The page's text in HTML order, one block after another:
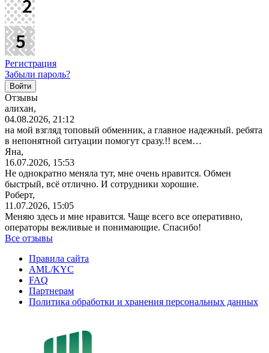
Регистрация
Забыли пароль?
Отзывы
алихан,
04.08.2026, 21:12
на мой взгляд топовый обменник, а главное надежный. ребята
в непонятной ситуации помогут сразу.!! всем…
Яна,
16.07.2026, 15:53
Не однократно меняла тут, мне очень нравится. Обмен
быстрый, всё отлично. И сотрудники хорошие.
Роберт,
11.07.2026, 15:05
Меняю здесь и мне нравится. Чаще всего все оперативно,
операторы вежливые и понимающие. Спасибо!
Все отзывы
Правила сайта
AML/KYC
FAQ
Партнерам
Политика обработки и хранения персональных данных